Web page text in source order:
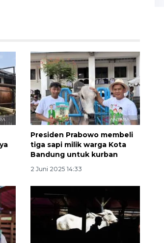
Presiden Prabowo membeli
tiga sapi milik warga Kota
Bandung untuk kurban
2 Juni 2025 14:33